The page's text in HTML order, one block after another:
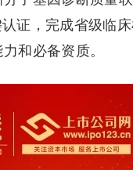
证，完成省级临
和必备资质。